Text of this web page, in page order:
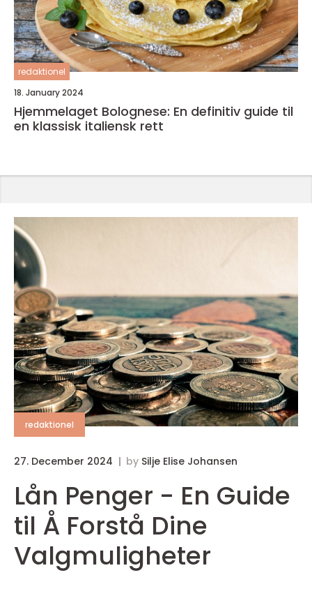
redaktionel
18. January 2024
Hjemmelaget Bolognese: En definitiv guide til
en klassisk italiensk rett
redaktionel
27. December 2024 by Silje Elise Johansen
Lån Penger - En Guide
til Å Forstå Dine
Valgmuligheter